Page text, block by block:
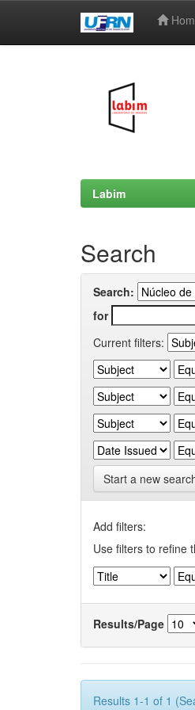
Labim
Search
Search:
for
Current filters:
Start a new
Add filters:
Use filters to refine
Results/Page
Results 1-1 of 1